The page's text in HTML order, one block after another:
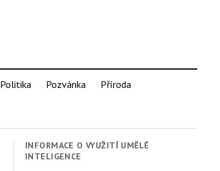
Politika Pozvánka Příroda
INFORMACE O VYUŽITÍ UMĚLÉ
INTELIGENCE